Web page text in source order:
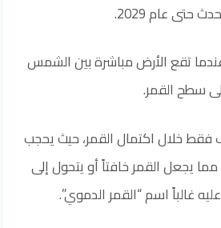
تقع الأرض مباشرة بين الشمس
سطح القمر.
خلال اكتمال القمر، حيث يحجب
يجعل القمر خافتاً أو يتحول إلى
غالباً اسم “القمر الدموي”.